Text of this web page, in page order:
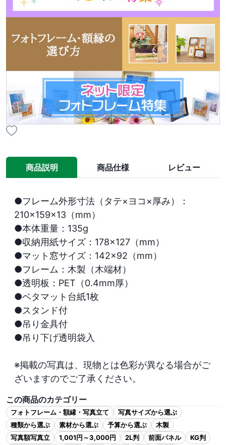
商品説明 商品仕様 レビュー
●フレーム外形寸法（タテ×ヨコ×厚み）：
210×159×13（mm）
●本体重量：135g
●収納用紙サイズ：178×127（mm）
●マット窓サイズ：142×92（mm）
●フレーム：木製（木端材）
●透明板：PET（0.4mm厚）
●ベタマット台紙1枚
●スタンド付
●吊り金具付
●吊り下げ透明袋入
※掲載の写真は、現物とは色彩が異なる場合がご
ざいますのでご了承ください。
この商品のカテゴリー
フォトフレーム・額縁・写真立て
写真サイズから選ぶ
種類から選ぶ
素材から選ぶ 予算から選ぶ
木製
写真額写真立
1,001円～3,000円 2L判 前面パネル
KG判